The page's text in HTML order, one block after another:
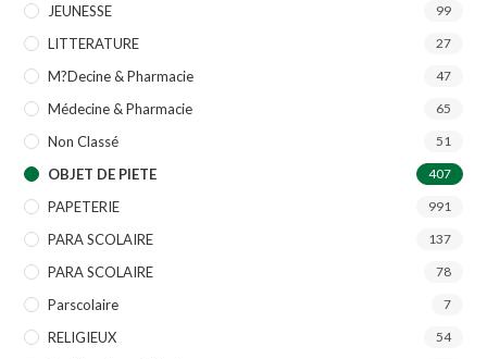
JEUNESSE 99
LITTERATURE 27
M?decine & Pharmacie 47
Médecine & Pharmacie 65
Non Classé 51
OBJET DE PIETE 407
PAPETERIE 991
PARA SCOLAIRE 137
PARA SCOLAIRE 78
Parscolaire 7
RELIGIEUX 54